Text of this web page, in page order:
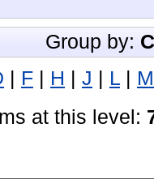
Group by:
F H J L
M
at this level: